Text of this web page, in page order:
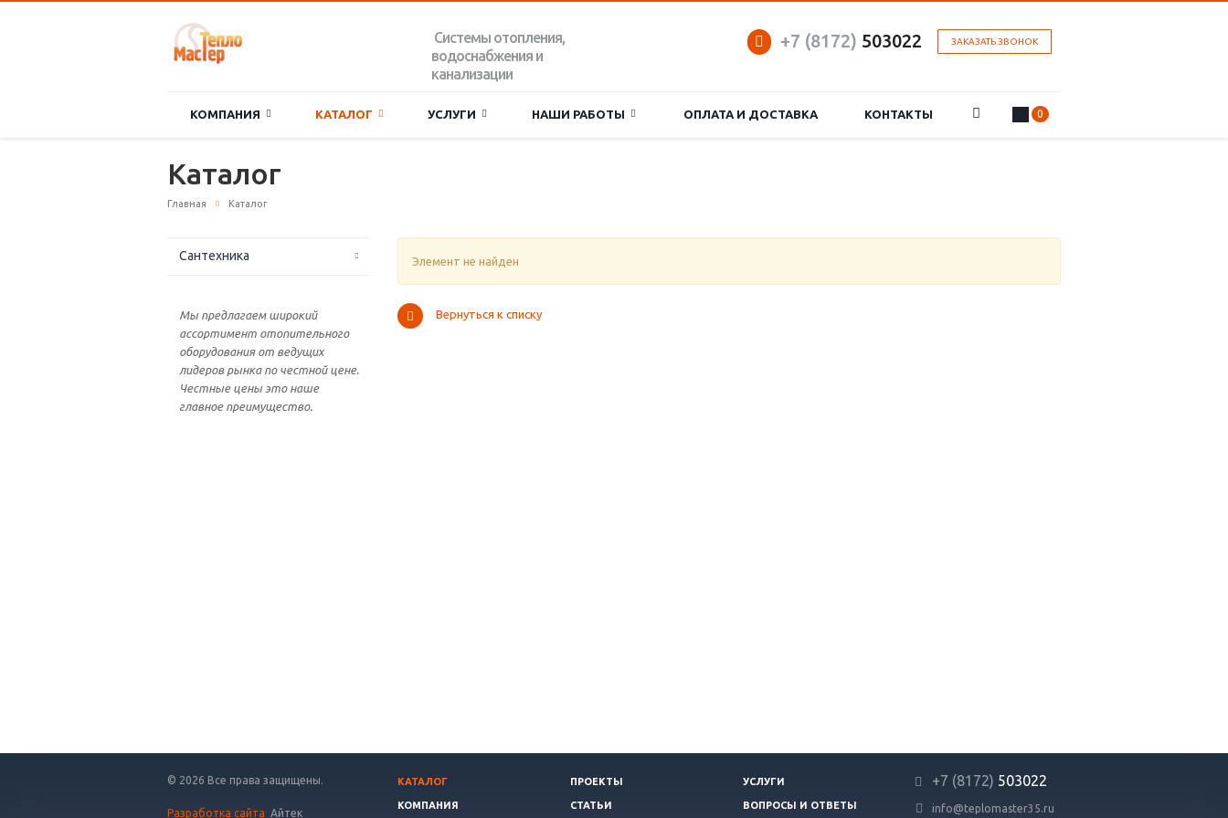
Системы отопления,
водоснабжения и
канализации
ЗАКАЗАТЬ ЗВОНОК
+7 (8172) 503022
КОМПАНИЯ КАТАЛОГ УСЛУГИ НАШИ РАБОТЫ ОПЛАТА И ДОСТАВКА КОНТАКТЫ 0
Каталог
Главная Каталог
Сантехника
Мы предлагаем широкий
ассортимент отопительного
оборудования от ведущих
лидеров рынка по честной цене.
Честные цены это наше
главное преимущество.
Элемент не найден
Вернуться к списку
© 2026 Все права защищены.
Разработка сайта Айтек
КАТАЛОГ ПРОЕКТЫ УСЛУГИ
КОМПАНИЯ СТАТЬИ ВОПРОСЫ И ОТВЕТЫ
+7 (8172) 503022
info@teplomaster35.ru